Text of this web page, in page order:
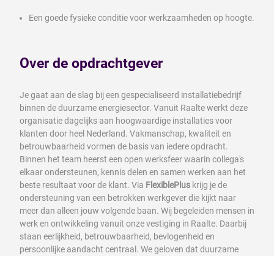
Een goede fysieke conditie voor werkzaamheden op hoogte.
Over de opdrachtgever
Je gaat aan de slag bij een gespecialiseerd installatiebedrijf
binnen de duurzame energiesector. Vanuit Raalte werkt deze
organisatie dagelijks aan hoogwaardige installaties voor
klanten door heel Nederland. Vakmanschap, kwaliteit en
betrouwbaarheid vormen de basis van iedere opdracht.
Binnen het team heerst een open werksfeer waarin collega's
elkaar ondersteunen, kennis delen en samen werken aan het
beste resultaat voor de klant. Via FlexiblePlus krijg je de
ondersteuning van een betrokken werkgever die kijkt naar
meer dan alleen jouw volgende baan. Wij begeleiden mensen in
werk en ontwikkeling vanuit onze vestiging in Raalte. Daarbij
staan eerlijkheid, betrouwbaarheid, bevlogenheid en
persoonlijke aandacht centraal. We geloven dat duurzame